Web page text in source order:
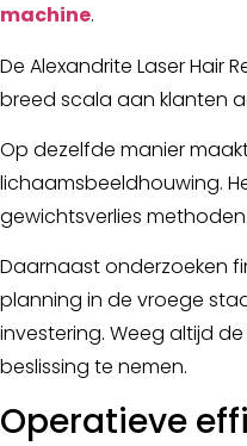
machine.
De Alexandrite Laser
breed scala aan klanten
Op dezelfde manier
lichaamsbeeldhouwing.
gewichtsverlies
Daarnaast onderzoeken
planning in de vroege
investering. Weeg altijd
beslissing te nemen.
Operatieve